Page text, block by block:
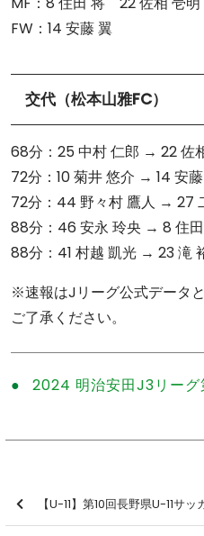
FW：14 安藤 翼
交代（松本山雅FC）
68分：25 中村 仁郎 → 22 佐
72分：10 菊井 悠介 → 14 安
72分：44 野々村 鷹人 → 27
88分：46 安永 玲央 → 8 住
88分：41 村越 凱光 → 23 滝
※速報はJリーグ公式データ
ご了承ください。
2024 明治安田J3リー
【U-11】第10回長野県U-11サッカー選手権大会（チビ